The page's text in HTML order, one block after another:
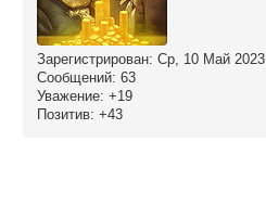
Зарегистрирован: Ср, 10 Май 2023
Сообщений: 63
Уважение: +19
Позитив: +43